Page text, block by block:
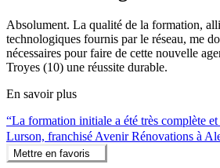
Absolument. La qualité de la formation,
technologiques fournis par le réseau, me
nécessaires pour faire de cette nouvelle
Troyes (10) une réussite durable.
En savoir plus
“La formation initiale a été très complète
Lurson, franchisé Avenir Rénovations à
Mettre en favoris